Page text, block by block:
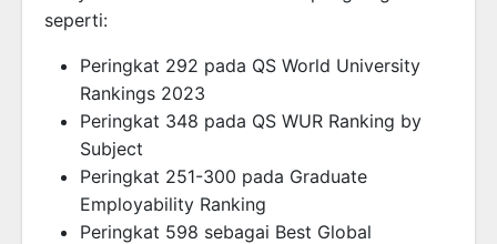
seperti:
Peringkat 292 pada QS World University
Rankings 2023
Peringkat 348 pada QS WUR Ranking by
Subject
Peringkat 251-300 pada Graduate
Employability Ranking
Peringkat 598 sebagai Best Global